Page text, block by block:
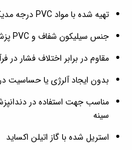
تهیه شده با مواد PVC درجه مدیکال
جنس سیلیکون شفاف و PVC پزشکی
مقاوم در برابر اختلاف فشار در
بدون ایجاد آلرژی یا حساسیت در
مناسب جهت استفاده در
سینه
استریل شده با گاز اتیلن اکساید